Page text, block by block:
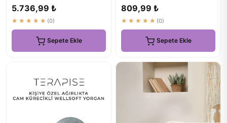
5.736,99 ₺
★★★★★ (0)
Sepete Ekle
809,99 ₺
★★★★★ (0)
Sepete Ekle